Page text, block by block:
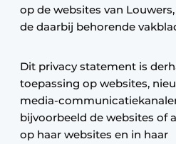
op de websites van
de daarbij behorende
Dit privacy statement is
toepassing op websites,
media-
bijvoorbeeld de websites of
op haar websites en in haar